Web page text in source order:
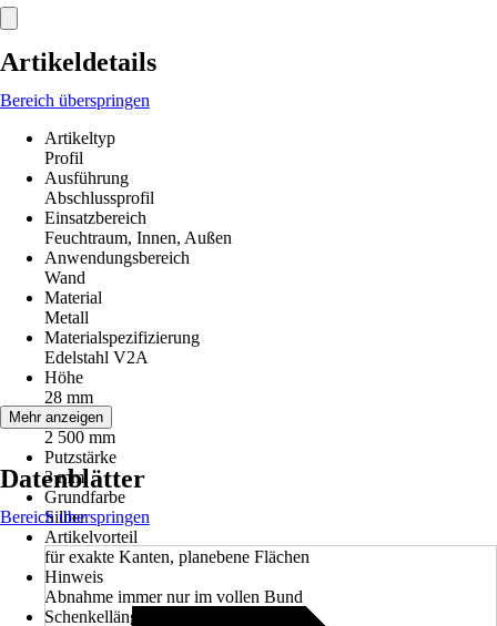
Artikeldetails
Bereich überspringen
Artikeltyp
Profil
Ausführung
Abschlussprofil
Einsatzbereich
Feuchtraum, Innen, Außen
Anwendungsbereich
Wand
Material
Metall
Materialspezifizierung
Edelstahl V2A
Höhe
28 mm
Länge
2 500 mm
Putzstärke
3 mm
Grundfarbe
Silber
Artikelvorteil
für exakte Kanten, planebene Flächen
Hinweis
Abnahme immer nur im vollen Bund
Schenkellänge
Mehr anzeigen
Datenblätter
Bereich überspringen